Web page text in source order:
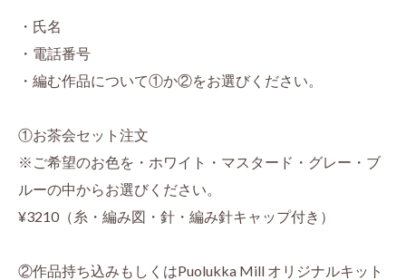
・氏名
・電話番号
・編む作品について①か②をお選びください。
①お茶会セット注文
※ご希望のお色を・ホワイト・マスタード・グレー・ブ
ルーの中からお選びください。
¥3210（糸・編み図・針・編み針キャップ付き）
②作品持ち込みもしくはPuolukka Mill オリジナルキット